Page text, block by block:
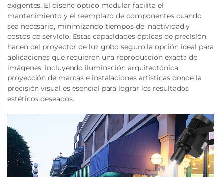
exigentes. El diseño óptico modular facilita el
mantenimiento y el reemplazo de componentes cuando
sea necesario, minimizando tiempos de inactividad y
costos de servicio. Estas capacidades ópticas de precisión
hacen del proyector de luz gobo seguro la opción ideal para
aplicaciones que requieren una reproducción exacta de
imágenes, incluyendo iluminación arquitectónica,
proyección de marcas e instalaciones artísticas donde la
precisión visual es esencial para lograr los resultados
estéticos deseados.